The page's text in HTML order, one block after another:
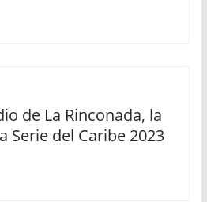
de La Rinconada, la
Serie del Caribe 2023